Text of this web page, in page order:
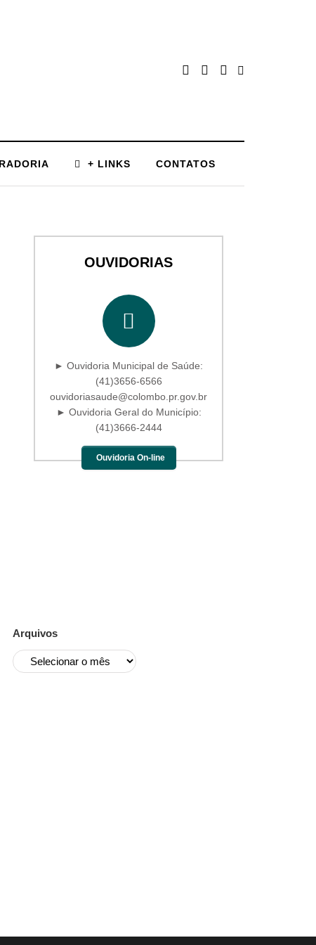
+ LINKS CONTATOS
OUVIDORIAS
► Ouvidoria Municipal de Saúde:
(41)3656-6566
ouvidoriasaude@colombo.pr.gov.br
► Ouvidoria Geral do Município:
(41)3666-2444
Ouvidoria On-line
Arquivos